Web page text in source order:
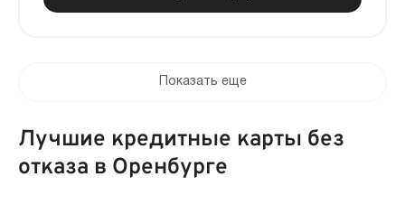
Показать еще
Лучшие кредитные карты без
отказа в Оренбурге